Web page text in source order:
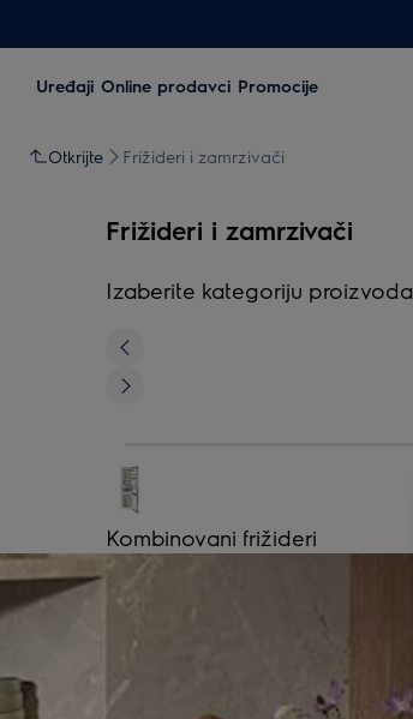
Uređaji Online prodavci Promocije
Otkrijte Frižideri i zamrzivači
Frižideri i zamrzivači
Izaberite kategoriju proizvoda
Kombinovani frižideri